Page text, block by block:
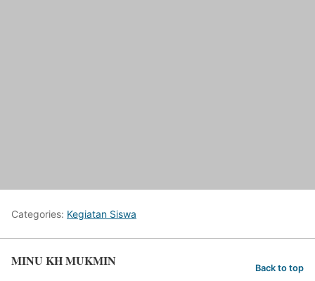
Categories: Kegiatan Siswa
MINU KH MUKMIN Back to top